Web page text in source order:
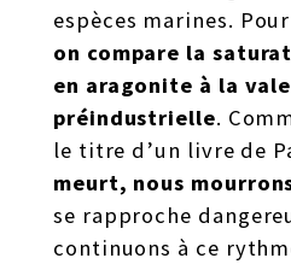
espèces marines.
on compare la
en aragonite à la
préindustrielle.
le titre d’un livre de
meurt, nous
se rapproche
continuons à ce